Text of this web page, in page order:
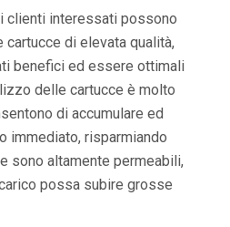
clienti interessati possono
cartucce di elevata qualità,
benefici ed essere ottimali
delle cartucce è molto
di accumulare ed
immediato, risparmiando
sono altamente permeabili,
possa subire grosse